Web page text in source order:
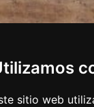
sitio web